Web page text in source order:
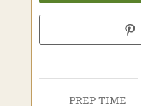
PREP TIME